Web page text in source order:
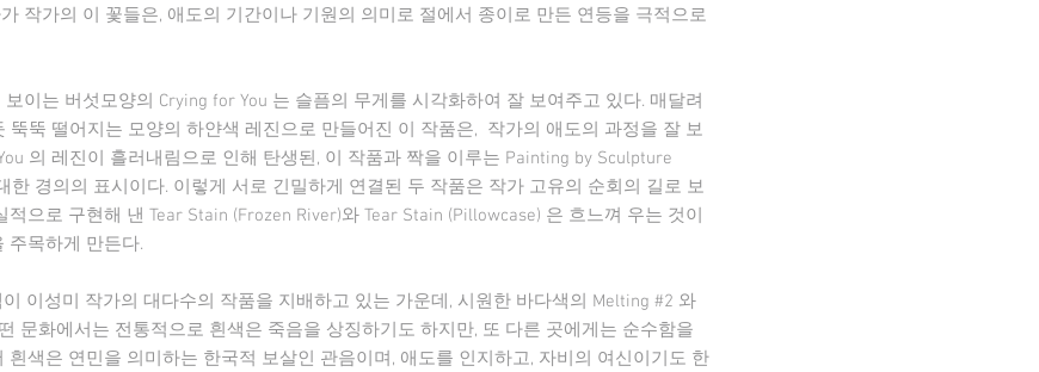
작가의 이 꽃들은, 애도의 기간이나 기원의 의미로 절에서 종이로 만든 연등을 극적으로
이는 버섯모양의 Crying for You 는 슬픔의 무게를 시각화하여 잘 보여주고 있다. 매달려
뚝뚝 떨어지는 모양의 하얀색 레진으로 만들어진 이 작품은, 작가의 애도의 과정을 잘 보
의 레진이 흘러내림으로 인해 탄생된, 이 작품과 짝을 이루는 Painting by Sculpture
한 경의의 표시이다. 이렇게 서로 긴밀하게 연결된 두 작품은 작가 고유의 순회의 길로 보
으로 구현해 낸 Tear Stain (Frozen River)와 Tear Stain (Pillowcase) 은 흐느껴 우는 것이
주목하게 만든다.
이성미 작가의 대다수의 작품을 지배하고 있는 가운데, 시원한 바다색의 Melting #2 와
문화에서는 전통적으로 흰색은 죽음을 상징하기도 하지만, 또 다른 곳에게는 순수함을
흰색은 연민을 의미하는 한국적 보살인 관음이며, 애도를 인지하고, 자비의 여신이기도 한